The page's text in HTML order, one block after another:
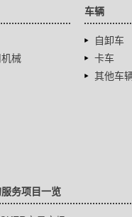
械
车辆
自卸车
卡车
其他车
务项目一览